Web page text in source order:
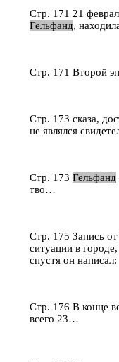
Стр. 171 21
Гельфанд,
Стр. 171 Второй
Стр. 173 сказа,
не являлся
Стр. 173 Гельфанд
тво…
Стр. 175 Запись от
ситуации в
спустя он написал:
Стр. 176 В конце
всего 23…